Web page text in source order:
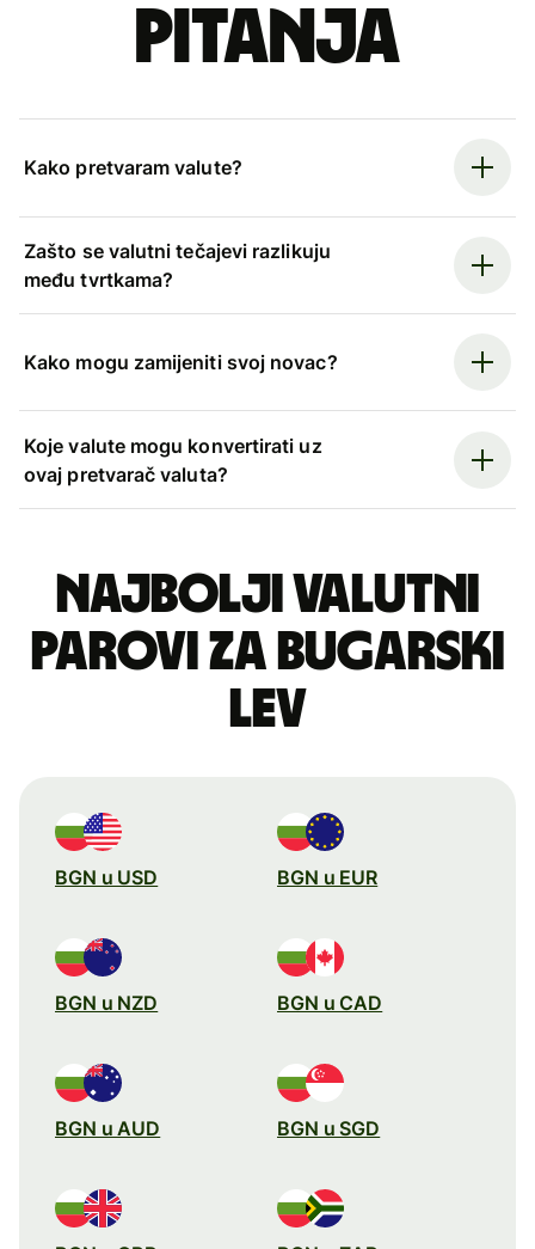
pitanja
Kako pretvaram valute?
Zašto se valutni tečajevi razlikuju
među tvrtkama?
Kako mogu zamijeniti svoj novac?
Koje valute mogu konvertirati uz
ovaj pretvarač valuta?
Najbolji valutni
parovi za bugarski
lev
BGN u USD BGN u EUR
BGN u NZD BGN u CAD
BGN u AUD BGN u SGD